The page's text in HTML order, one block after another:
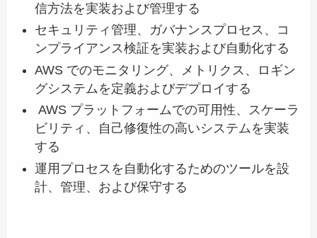
信方法を実装および管理する
セキュリティ管理、ガバナンスプロセス、コ
ンプライアンス検証を実装および自動化する
AWS でのモニタリング、メトリクス、ロギン
グシステムを定義およびデプロイする
AWS プラットフォームでの可用性、スケーラ
ビリティ、自己修復性の高いシステムを実装
する
運用プロセスを自動化するためのツールを設
計、管理、および保守する